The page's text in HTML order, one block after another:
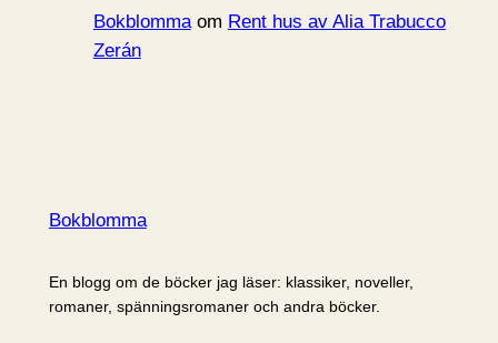
Bokblommaom Rent hus av Alia Trabucco
Zerán
Bokblomma
En blogg om de böcker jag läser: klassiker, noveller,
romaner, spänningsromaner och andra böcker.